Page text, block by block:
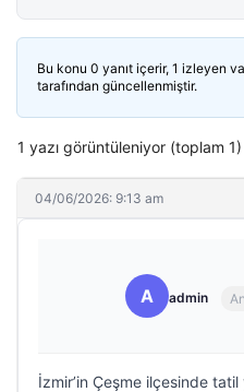
Bu konu 0 yanıt içerir, 1 izleyen
tarafından güncellenmiştir.
1 yazı görüntüleniyor (toplam 1)
04/06/2026: 9:13 am
A admin
İzmir’in Çeşme ilçesinde